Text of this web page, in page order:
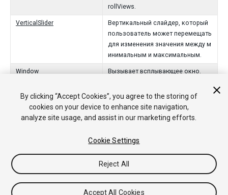
rollViews.
VerticalSlider
Вертикальный слайдер, который
пользователь может перемещать
для изменения значения между м
инимальным и максимальным.
Window Вызывает всплывающее окно.
Delegates
WindowFunction
Коллбэк для отрисовки GUI контента в окне
Tutorials
Community Answers Knowledge Base Asset
By clicking “Accept Cookies”, you agree to the storing of
cookies on your device to enhance site navigation,
analyze site usage, and assist in our marketing efforts.
Cookie Settings
Reject All
Accept All Cookies